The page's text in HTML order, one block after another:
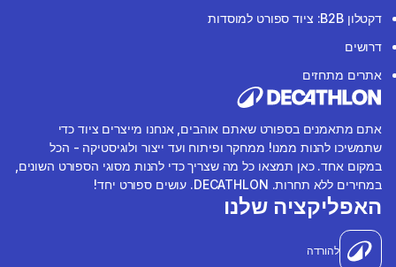
דקטלון B2B: ציוד ספורט למוסדות
דרושים
אתרים מתחזים
אתם מתאמנים בספורט שאתם אוהבים, אנחנו מייצרים ציוד כדי
שתמשיכו להנות ממנו! ממחקר ופיתוח ועד ייצור ולוגיסטיקה - הכל
במקום אחד. כאן תמצאו כל מה שצריך כדי להנות מסוגי הספורט השונים,
במחירים ללא תחרות. DECATHLON. עושים ספורט יחד!
האפליקציה שלנו
להורדה